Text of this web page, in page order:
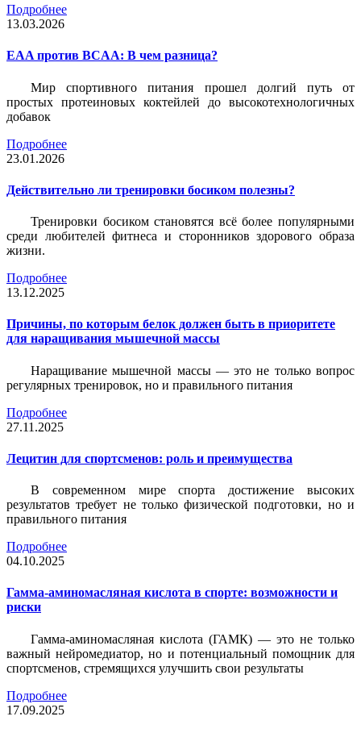
Подробнее
13.03.2026
EAA против BCAA: В чем разница?
Мир спортивного питания прошел долгий путь от
простых протеиновых коктейлей до высокотехнологичных
добавок
Подробнее
23.01.2026
Действительно ли тренировки босиком полезны?
Тренировки босиком становятся всё более популярными
среди любителей фитнеса и сторонников здорового образа
жизни.
Подробнее
13.12.2025
Причины, по которым белок должен быть в приоритете
для наращивания мышечной массы
Наращивание мышечной массы — это не только вопрос
регулярных тренировок, но и правильного питания
Подробнее
27.11.2025
Лецитин для спортсменов: роль и преимущества
В современном мире спорта достижение высоких
результатов требует не только физической подготовки, но и
правильного питания
Подробнее
04.10.2025
Гамма-аминомасляная кислота в спорте: возможности и
риски
Гамма-аминомасляная кислота (ГАМК) — это не только
важный нейромедиатор, но и потенциальный помощник для
спортсменов, стремящихся улучшить свои результаты
Подробнее
17.09.2025